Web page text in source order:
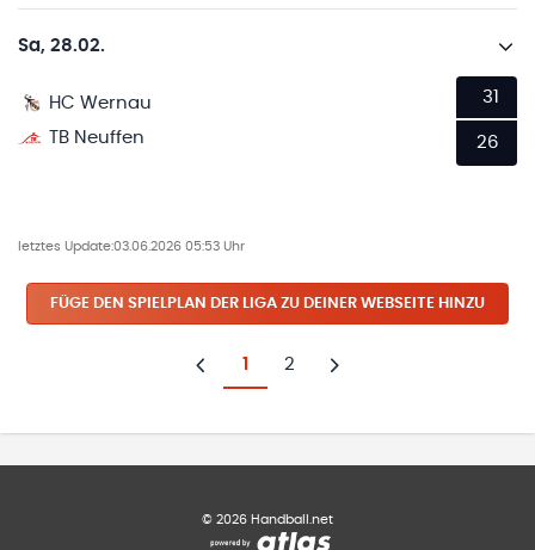
Sa, 28.02.
HC Wernau
TB Neuffen
31
26
letztes Update:03.06.2026 05:53 Uhr
FÜGE DEN SPIELPLAN DER LIGA ZU DEINER WEBSEITE HINZU
Zurück
1 2
Weiter
© 2026 Handball.net